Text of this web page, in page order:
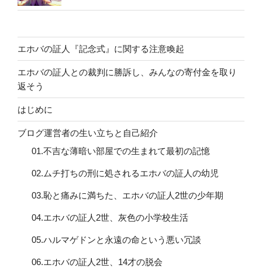
エホバの証人『記念式』に関する注意喚起
エホバの証人との裁判に勝訴し、みんなの寄付金を取り
返そう
はじめに
ブログ運営者の生い立ちと自己紹介
01.不吉な薄暗い部屋での生まれて最初の記憶
02.ムチ打ちの刑に処されるエホバの証人の幼児
03.恥と痛みに満ちた、エホバの証人2世の少年期
04.エホバの証人2世、灰色の小学校生活
05.ハルマゲドンと永遠の命という悪い冗談
06.エホバの証人2世、14才の脱会